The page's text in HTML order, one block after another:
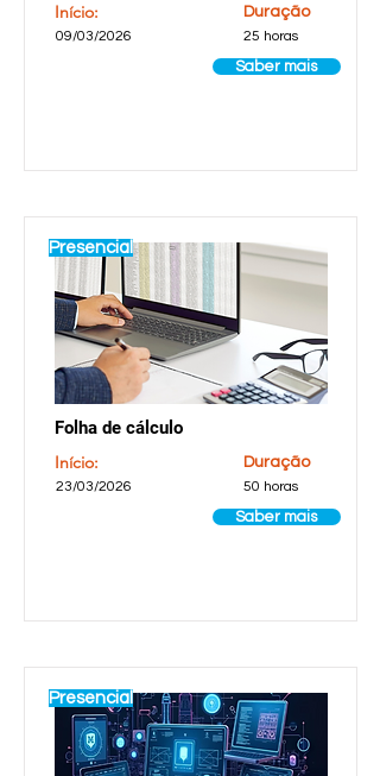
Início:
09/03/2026
Duração
25 horas
Saber mais
Presencial
Folha de cálculo
Início:
23/03/2026
Duração
50 horas
Saber mais
Presencial